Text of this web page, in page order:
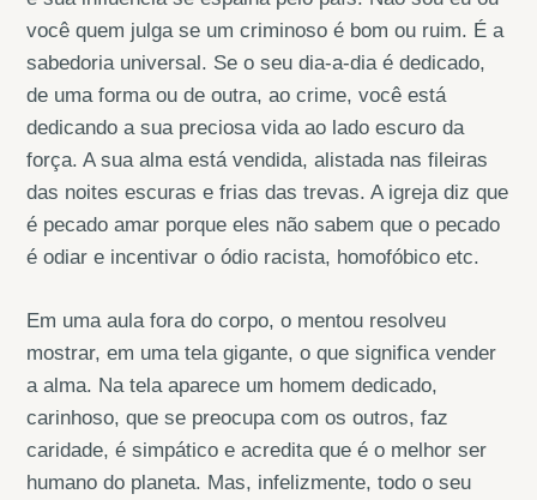
você quem julga se um criminoso é bom ou ruim. É a
sabedoria universal. Se o seu dia-a-dia é dedicado,
de uma forma ou de outra, ao crime, você está
dedicando a sua preciosa vida ao lado escuro da
força. A sua alma está vendida, alistada nas fileiras
das noites escuras e frias das trevas. A igreja diz que
é pecado amar porque eles não sabem que o pecado
é odiar e incentivar o ódio racista, homofóbico etc.
Em uma aula fora do corpo, o mentou resolveu
mostrar, em uma tela gigante, o que significa vender
a alma. Na tela aparece um homem dedicado,
carinhoso, que se preocupa com os outros, faz
caridade, é simpático e acredita que é o melhor ser
humano do planeta. Mas, infelizmente, todo o seu